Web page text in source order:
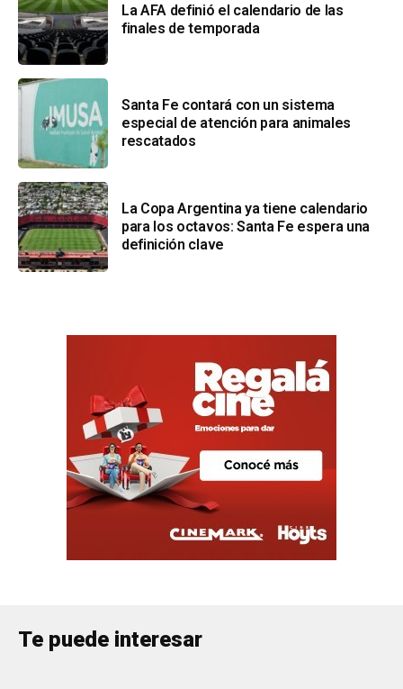
La AFA definió el calendario de las
finales de temporada
Santa Fe contará con un sistema
especial de atención para animales
rescatados
La Copa Argentina ya tiene calendario
para los octavos: Santa Fe espera una
definición clave
Te puede interesar